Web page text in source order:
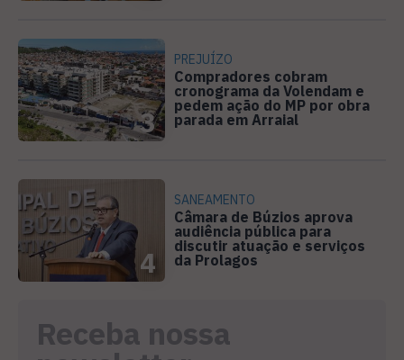
3
PREJUÍZO
Compradores cobram
cronograma da Volendam e
pedem ação do MP por obra
parada em Arraial
4
SANEAMENTO
Câmara de Búzios aprova
audiência pública para
discutir atuação e serviços
da Prolagos
Receba nossa